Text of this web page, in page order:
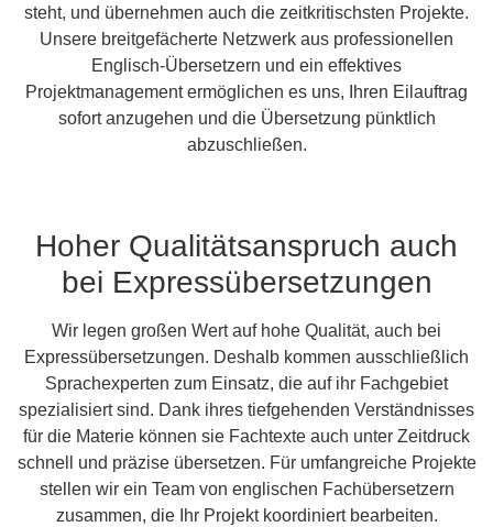
steht, und übernehmen auch die zeitkritischsten Projekte.
Unsere breitgefächerte Netzwerk aus professionellen
Englisch-Übersetzern und ein effektives
Projektmanagement ermöglichen es uns, Ihren Eilauftrag
sofort anzugehen und die Übersetzung pünktlich
abzuschließen.
Hoher Qualitätsanspruch auch
bei Expressübersetzungen
Wir legen großen Wert auf hohe Qualität, auch bei
Expressübersetzungen. Deshalb kommen ausschließlich
Sprachexperten zum Einsatz, die auf ihr Fachgebiet
spezialisiert sind. Dank ihres tiefgehenden Verständnisses
für die Materie können sie Fachtexte auch unter Zeitdruck
schnell und präzise übersetzen. Für umfangreiche Projekte
stellen wir ein Team von englischen Fachübersetzern
zusammen, die Ihr Projekt koordiniert bearbeiten.